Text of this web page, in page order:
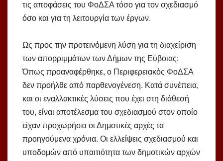
τις αποφάσεις του ΦοΔΣΑ τόσο για τον σχεδιασμό
όσο και για τη λειτουργία των έργων.
Ως προς την προτεινόμενη λύση για τη διαχείριση
των απορριμμάτων των Δήμων της Εύβοιας:
Όπως προαναφέρθηκε, ο Περιφερειακός ΦοΔΣΑ
δεν προήλθε από παρθενογένεση. Κατά συνέπεια,
και οι εναλλακτικές λύσεις που έχει στη διάθεσή
του, είναι αποτέλεσμα του σχεδιασμού στον οποίο
είχαν προχωρήσει οι Δημοτικές αρχές τα
προηγούμενα χρόνια. Οι ελλείψεις σχεδιασμού και
υποδομών από υπαιτιότητα των δημοτικών αρχών